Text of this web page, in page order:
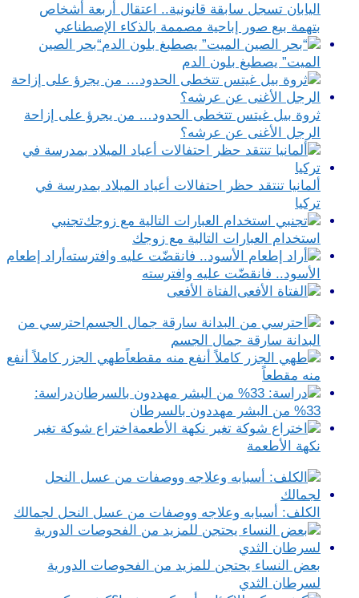
اليابان تسجل سابقة قانونية.. اعتقال أربعة أشخاص
بتهمة بيع صور إباحية مصممة بالذكاء الإصطناعي
“بحر الصين
الميت” يصطبغ بلون الدم
ثروة بيل غيتس تتخطى الحدود… من يجرؤ على إزاحة
الرجل الأغنى عن عرشه؟
ألمانيا تنتقد حظر احتفالات أعياد الميلاد بمدرسة في
تركيا
تجنبي
استخدام العبارات التالية مع زوجك
أراد إطعام
الأسود.. فانقضّت عليه وافترسته
الفتاة الأفعى
احترسي من
البدانة سارقة جمال الجسم
طهي الجزر كاملاً أنفع
منه مقطعاً
دراسة:
33% من البشر مهددون بالسرطان
اختراع شوكة تغير
نكهة الأطعمة
الكلف: أسبابه وعلاجه ووصفات من عسل النحل لجمالك
بعض النساء يحتجن للمزيد من الفحوصات الدورية
لسرطان الثدي